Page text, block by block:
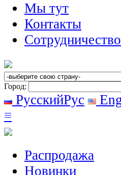
Мы тут
Контакты
Сотрудничество
Город:
РусскийРус
≡
Распродажа
Новинки